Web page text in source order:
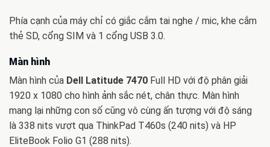
Phía cạnh của máy chỉ có giắc cắm tai nghe / mic, khe cắm
thẻ SD, cổng SIM và 1 cổng USB 3.0.
Màn hình
Màn hình của Dell Latitude 7470 Full HD với độ phân giải
1920 x 1080 cho hình ảnh sắc nét, chân thực. Màn hình
mang lại những con số cũng vô cùng ấn tượng với độ sáng
là 338 nits vượt qua ThinkPad T460s (240 nits) và HP
EliteBook Folio G1 (288 nits).